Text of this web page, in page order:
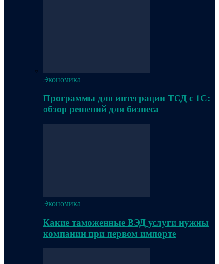
Экономика
Программы для интеграции ТСД с 1С:
обзор решений для бизнеса
Экономика
Какие таможенные ВЭД услуги нужны
компании при первом импорте